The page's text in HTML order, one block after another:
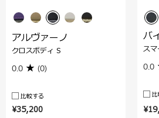
¥35,200
アルヴァーノ
クロスボディ S
0.0 (0)
比較する
バ
ス
0.0